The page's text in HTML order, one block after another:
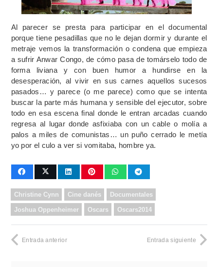
Al parecer se presta para participar en el documental
porque tiene pesadillas que no le dejan dormir y durante el
metraje vemos la transformación o condena que empieza
a sufrir Anwar Congo, de cómo pasa de tomárselo todo de
forma liviana y con buen humor a hundirse en la
desesperación, al vivir en sus carnes aquellos sucesos
pasados… y parece (o me parece) como que se intenta
buscar la parte más humana y sensible del ejecutor, sobre
todo en esa escena final donde le entran arcadas cuando
regresa al lugar donde asfixiaba con un cable o molía a
palos a miles de comunistas… un puño cerrado le metía
yo por el culo a ver si vomitaba, hombre ya.
Christine Cynn Cine danés Documentales
Joshua Oppenheimer Oscars Oscars2014
Entrada anterior Entrada siguiente